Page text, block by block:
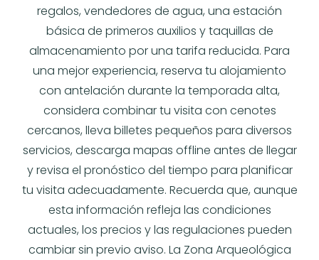
regalos, vendedores de agua, una estación
básica de primeros auxilios y taquillas de
almacenamiento por una tarifa reducida. Para
una mejor experiencia, reserva tu alojamiento
con antelación durante la temporada alta,
considera combinar tu visita con cenotes
cercanos, lleva billetes pequeños para diversos
servicios, descarga mapas offline antes de llegar
y revisa el pronóstico del tiempo para planificar
tu visita adecuadamente. Recuerda que, aunque
esta información refleja las condiciones
actuales, los precios y las regulaciones pueden
cambiar sin previo aviso. La Zona Arqueológica